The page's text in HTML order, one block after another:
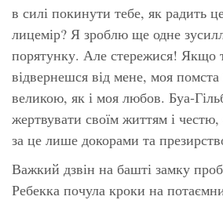
в силі покинути тебе, як радить
лицемір? Я зроблю ще одне
порятунку. Але стережися! Якщо
відвернешся від мене, моя
великою, як і моя любов. Буа-
жертвувати своїм життям і
за це лише докорами та
Важкий дзвін на башті замку
Ребекка почула кроки на